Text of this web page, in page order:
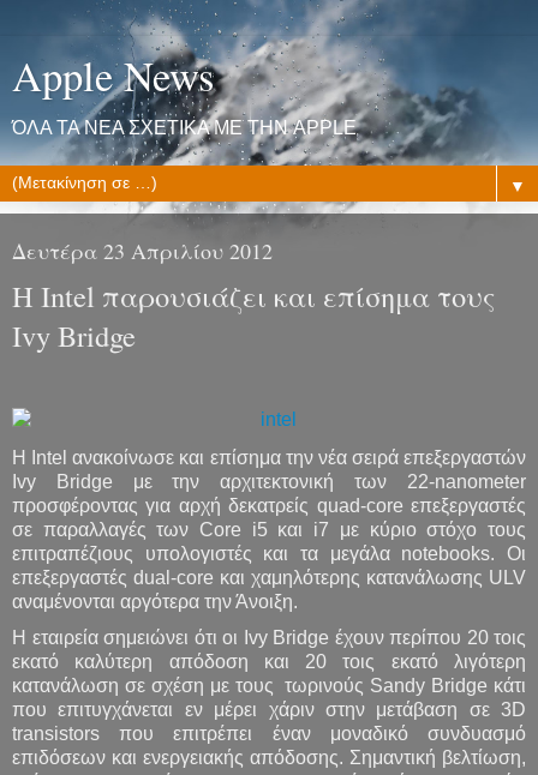
Apple News
ΌΛΑ ΤΑ ΝΕΑ ΣΧΕΤΙΚΑ ΜΕ ΤΗΝ APPLE
▼
Δευτέρα 23 Απριλίου 2012
Η Intel παρουσιάζει και επίσημα τους
Ivy Bridge
H Intel ανακοίνωσε και επίσημα την νέα σειρά επεξεργαστών
Ivy Bridge με την αρχιτεκτονική των 22-nanometer
προσφέροντας για αρχή δεκατρείς quad-core επεξεργαστές
σε παραλλαγές των Core i5 και i7 με κύριο στόχο τους
επιτραπέζιους υπολογιστές και τα μεγάλα notebooks. Οι
επεξεργαστές dual-core και χαμηλότερης κατανάλωσης ULV
αναμένονται αργότερα την Άνοιξη.
Η εταιρεία σημειώνει ότι οι Ivy Bridge έχουν περίπου 20 τοις
εκατό καλύτερη απόδοση και 20 τοις εκατό λιγότερη
κατανάλωση σε σχέση με τους τωρινούς Sandy Bridge κάτι
που επιτυγχάνεται εν μέρει χάριν στην μετάβαση σε 3D
transistors που επιτρέπει έναν μοναδικό συνδυασμό
επιδόσεων και ενεργειακής απόδοσης. Σημαντική βελτίωση,